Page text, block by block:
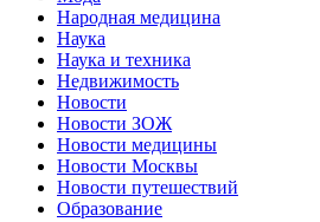
Народная медицина
Наука
Наука и техника
Недвижимость
Новости
Новости ЗОЖ
Новости медицины
Новости Москвы
Новости путешествий
Образование